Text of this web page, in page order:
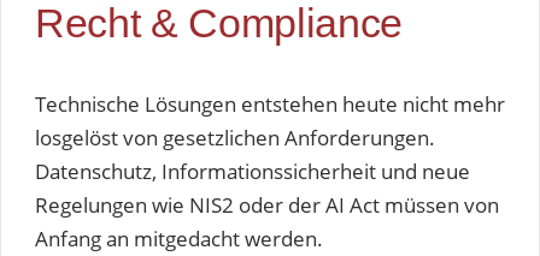
Recht & Compliance
Technische Lösungen entstehen heute nicht mehr
losgelöst von gesetzlichen Anforderungen.
Datenschutz, Informationssicherheit und neue
Regelungen wie NIS2 oder der AI Act müssen von
Anfang an mitgedacht werden.